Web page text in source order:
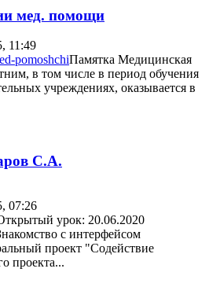
мед. помощи
11:49
Памятка Медицинская
в том числе в период обучения
учреждениях, оказывается в
С.А.
07:26
урок: 20.06.2020
с интерфейсом
проект "Содействие
проекта...